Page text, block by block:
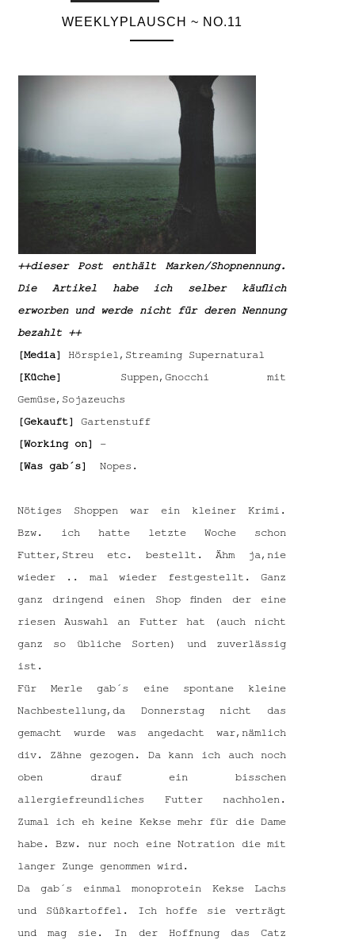
WEEKLYPLAUSCH ~ NO.11
++dieser Post enthält Marken/Shopnennung.
Die Artikel habe ich selber käuflich
erworben und werde nicht für deren Nennung
bezahlt ++
[Media]
Hörspiel,Streaming Supernatural
[Küche]
Suppen,Gnocchi mit
Gemüse,Sojazeuchs
[Gekauft] Gartenstuff
[Working on]
–
[Was gab´s]
Nopes.
Nötiges Shoppen war ein kleiner Krimi.
Bzw. ich hatte letzte Woche schon
Futter,Streu etc. bestellt. Ähm ja,nie
wieder .. mal wieder festgestellt. Ganz
ganz dringend einen Shop finden der eine
riesen Auswahl an Futter hat (auch nicht
ganz so übliche Sorten) und zuverlässig
ist.
Für Merle gab´s eine spontane kleine
Nachbestellung,da Donnerstag nicht das
gemacht wurde was angedacht war,nämlich
div. Zähne gezogen. Da kann ich auch noch
oben drauf ein bisschen
allergiefreundliches Futter nachholen.
Zumal ich eh keine Kekse mehr für die Dame
habe. Bzw. nur noch eine Notration die mit
langer Zunge genommen wird.
Da gab´s einmal monoprotein Kekse Lachs
und Süßkartoffel. Ich hoffe sie verträgt
und mag sie. In der Hoffnung das Catz